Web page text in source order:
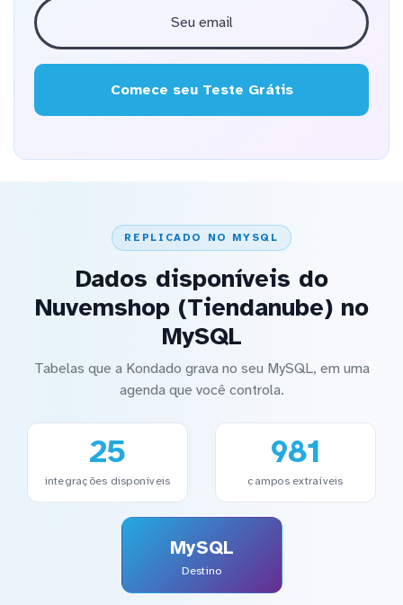
Comece seu Teste Grátis
REPLICADO NO MYSQL
Dados disponíveis do
Nuvemshop (Tiendanube) no
MySQL
Tabelas que a Kondado grava no seu MySQL, em uma
agenda que você controla.
25
integrações disponíveis
981
campos extraíveis
MySQL
Destino